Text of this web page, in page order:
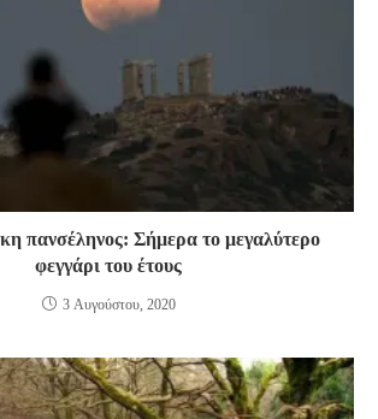
πανσέληνος: Σήμερα το μεγαλύτερο
φεγγάρι του έτους
3 Αυγούστου, 2020